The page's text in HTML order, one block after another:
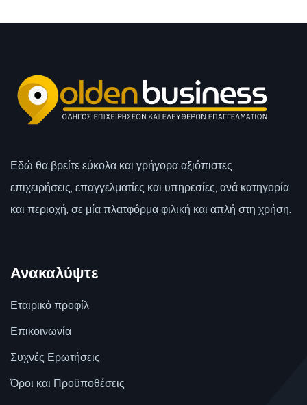
Εδώ θα βρείτε εύκολα και γρήγορα αξιόπιστες
επιχειρήσεις, επαγγελματίες και υπηρεσίες, ανά κατηγορία
και περιοχή, σε μία πλατφόρμα φιλική και απλή στη χρήση.
Ανακαλύψτε
Εταιρικό προφίλ
Επικοινωνία
Συχνές Ερωτήσεις
Όροι και Προϋποθέσεις